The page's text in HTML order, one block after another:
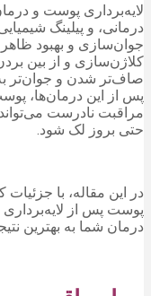
لایه‌برداری پوست و
درمانی، و پیلینگ
جوان‌سازی و بهبود
کلاژن‌سازی و از بین
صاف‌تر شدن و جوان‌تر
پس از این درمان‌ها،
مراقبت نادرست
حتی بروز لک شود.
در این مقاله، با
پوست پس از
درمان شما به بهترین